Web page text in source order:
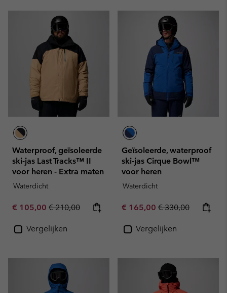
Waterproof, geïsoleerde
ski-jas Last Tracks™ II
voor heren - Extra maten
Waterdicht
Sale price:
€ 105,00 Regular price:
€ 210,00
Vergelijken
Geïsoleerde, waterproof
ski-jas Cirque Bowl™
voor heren
Waterdicht
Sale price:
€ 165,00 Regular price:
€ 330,00
Vergelijken